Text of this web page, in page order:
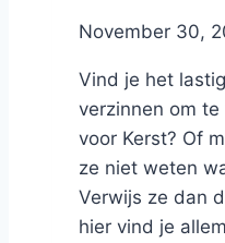
ByNicole
November 30,
Vind je het
verzinnen om
voor Kerst? Of
ze niet weten
Verwijs ze dan
hier vind je